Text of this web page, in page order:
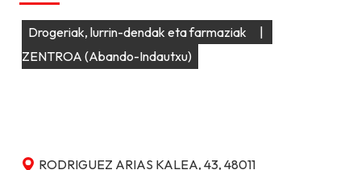
Drogeriak, lurrin-dendak eta farmaziak
|
ZENTROA (Abando-Indautxu)
RODRIGUEZ ARIAS KALEA, 43, 48011